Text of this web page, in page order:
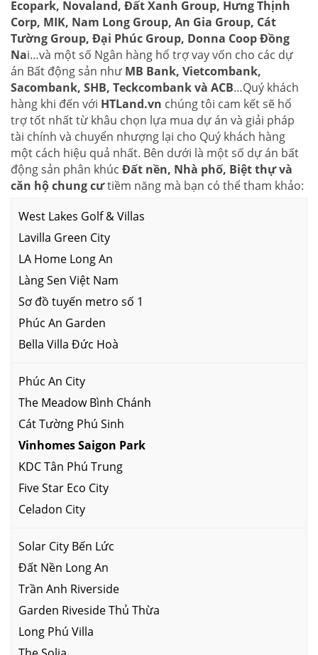
Ecopark, Novaland, Đất Xanh Group, Hưng Thịnh
Corp, MIK, Nam Long Group, An Gia Group, Cát
Tường Group, Đại Phúc Group, Donna Coop Đồng
Nai…và một số Ngân hàng hổ trợ vay vốn cho các dự
án Bất động sản như MB Bank, Vietcombank,
Sacombank, SHB, Teckcombank và ACB…Quý khách
hàng khi đến với HTLand.vn chúng tôi cam kết sẽ hổ
trợ tốt nhất từ khâu chọn lựa mua dự án và giải pháp
tài chính và chuyển nhượng lại cho Quý khách hàng
một cách hiệu quả nhất. Bên dưới là một số dự án bất
động sản phân khúc Đất nền, Nhà phố, Biệt thự và
căn hộ chung cưtiềm năng mà bạn có thể tham khảo:
West Lakes Golf & Villas
Lavilla Green City
LA Home Long An
Làng Sen Việt Nam
Sơ đồ tuyến metro số 1
Phúc An Garden
Bella Villa Đức Hoà
Phúc An City
The Meadow Bình Chánh
Cát Tường Phú Sinh
Vinhomes Saigon Park
KDC Tân Phú Trung
Five Star Eco City
Celadon City
Solar City Bến Lức
Đất Nền Long An
Trần Anh Riverside
Garden Riveside Thủ Thừa
Long Phú Villa